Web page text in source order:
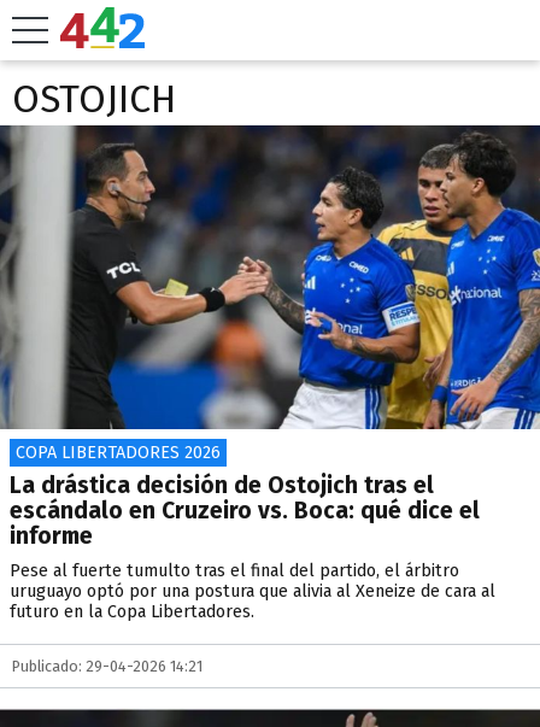
OSTOJICH
COPA LIBERTADORES 2026
La drástica decisión de Ostojich tras el
escándalo en Cruzeiro vs. Boca: qué dice el
informe
Pese al fuerte tumulto tras el final del partido, el árbitro
uruguayo optó por una postura que alivia al Xeneize de cara al
futuro en la Copa Libertadores.
Publicado: 29-04-2026 14:21